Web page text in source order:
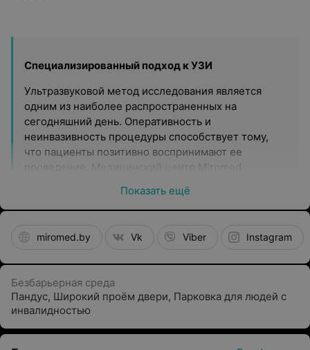
Специализированный подход к УЗИ
Ультразвуковой метод исследования является
одним из наиболее распространенных на
сегодняшний день. Оперативность и
неинвазивность процедуры способствует тому,
что пациенты позитивно воспринимают ее
проведение. Медицинский центр Miromed
диагностики методом УЗИ для того, чтобы врачи
могли назначать необходимые манипуляции и
Исследование, еще не получившее достаточное
распространение, уже применяется в Miromed
(Миромед). Оно позволяет избежать воздействия
Показать ещё
miromed.by Vk Viber Instagram
Безбарьерная среда
Пандус, Широкий проём двери, Парковка для людей с
инвалидностью